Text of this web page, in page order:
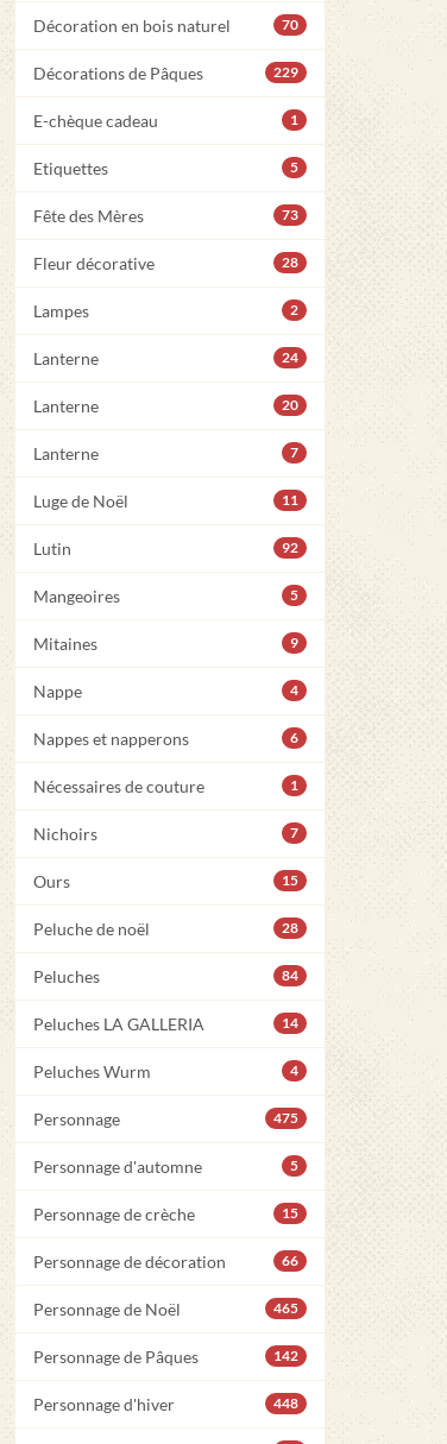
Décoration en bois naturel 70
Décorations de Pâques 229
E-chèque cadeau 1
Etiquettes 5
Fête des Mères 73
Fleur décorative 28
Lampes 2
Lanterne 24
Lanterne 20
Lanterne 7
Luge de Noël 11
Lutin 92
Mangeoires 5
Mitaines 9
Nappe 4
Nappes et napperons 6
Nécessaires de couture 1
Nichoirs 7
Ours 15
Peluche de noël 28
Peluches 84
Peluches LA GALLERIA 14
Peluches Wurm 4
Personnage 475
Personnage d'automne 5
Personnage de crèche 15
Personnage de décoration 66
Personnage de Noël 465
Personnage de Pâques 142
Personnage d'hiver 448